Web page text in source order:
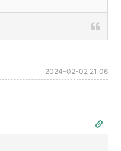
2024-02-02 21:06